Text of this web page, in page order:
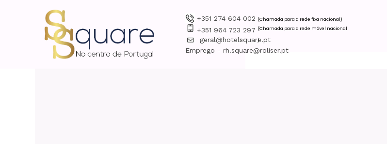
+351 274 604 002
+351 964 723 297
geral@hotelsquare.pt
(Chamada para a rede fixa nacional)
(Chamada para a rede móvel nacional
)
Emprego - rh.square@roliser.pt